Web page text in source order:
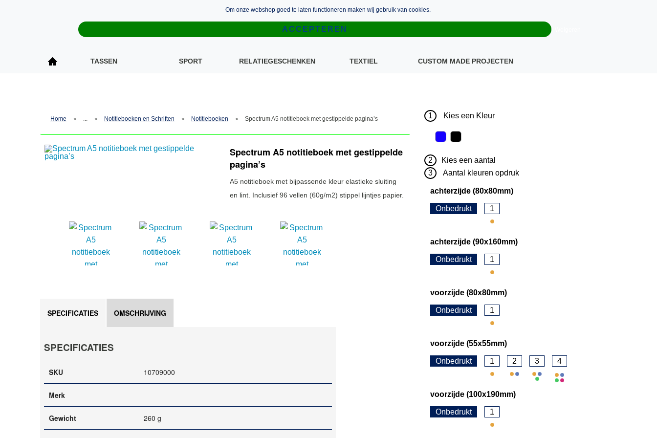
+32(0)16 43 54 19
TASSEN SPORT RELATIEGESCHENKEN TEXTIEL CUSTOM MADE PROJECTEN
Home > ... > Notitieboeken en Schriften > Notitieboeken > Spectrum A5 notitieboek met gestippelde pagina’s 1 Kies een Kleur
2 Kies een aantal
3
Aantal kleuren opdruk
achterzijde (80x80mm)
Onbedrukt 1
achterzijde (90x160mm)
Onbedrukt 1
voorzijde (80x80mm)
Onbedrukt 1
voorzijde (55x55mm)
Onbedrukt 1 2 3 4
voorzijde (100x190mm)
Onbedrukt 1
Spectrum A5 notitieboek met gestippelde
pagina’s
A5 notitieboek met bijpassende kleur elastieke sluiting
en lint. Inclusief 96 vellen (60g/m2) stippel lijntjes papier.
SPECIFICATIES OMSCHRIJVING
SPECIFICATIES
SKU 10709000
Merk
Gewicht 260 g
Om onze webshop goed te laten functioneren maken wij gebruik van cookies.